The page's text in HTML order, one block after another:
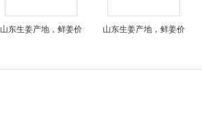
山东生姜产地，鲜姜价 山东生姜产地，鲜姜价